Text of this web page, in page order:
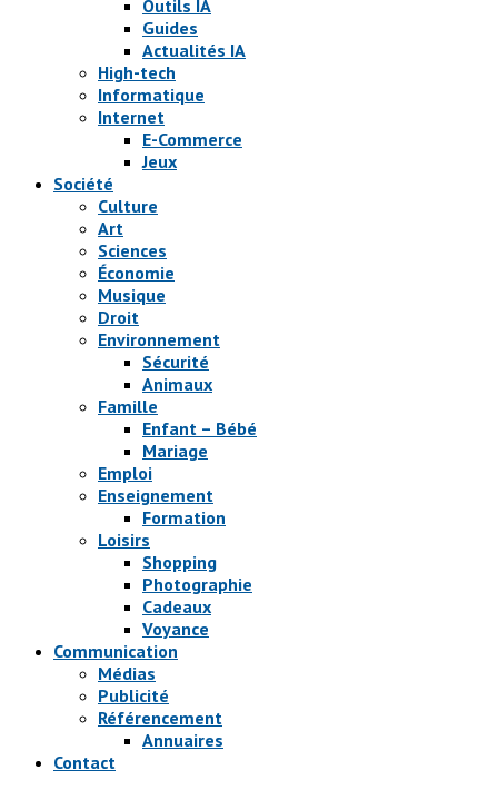
Outils IA
Guides
Actualités IA
High-tech
Informatique
Internet
E-Commerce
Jeux
Société
Culture
Art
Sciences
Économie
Musique
Droit
Environnement
Sécurité
Animaux
Famille
Enfant – Bébé
Mariage
Emploi
Enseignement
Formation
Loisirs
Shopping
Photographie
Cadeaux
Voyance
Communication
Médias
Publicité
Référencement
Annuaires
Contact